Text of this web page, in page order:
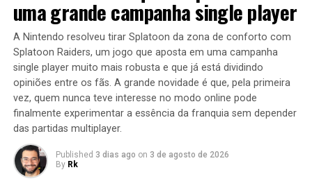
inspirações de personagens de outros jogos, e a capa é
semelhante às da série Grand Theft Auto.
Asterix & Obelix XXL 2: Mission Las Vegum é um
videogame de ação lançado em 2005 para computador,
PlayStation 2, PlayStation Portable e Nintendo DS, é a
continuação do jogo Asterix & Obelix XXL.[1] É baseado
na série de quadrinhos Asterix. Existem muitas
inspirações de personagens de outros jogos, e a capa é
semelhante às da série Grand Theft Auto.
uma grande campanha single player
A Nintendo resolveu tirar Splatoon da zona de conforto com
Splatoon Raiders, um jogo que aposta em uma campanha
single player muito mais robusta e que já está dividindo
opiniões entre os fãs. A grande novidade é que, pela primeira
vez, quem nunca teve interesse no modo online pode
finalmente experimentar a essência da franquia sem depender
das partidas multiplayer.
Published 3 dias ago on 3 de agosto de 2026
By Rk